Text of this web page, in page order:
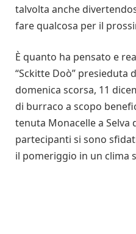
talvolta anche
fare qualcosa per il
È quanto ha pensato e
“Sckitte Doò” presieduta
domenica scorsa, 11
di burraco a scopo
tenuta Monacelle a Selva
partecipanti si sono
il pomeriggio in un clima